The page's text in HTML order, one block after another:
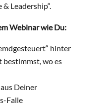
& Leadership“.
Webinar wie Du:
hinter
bestimmst, wo es
Deiner
Falle